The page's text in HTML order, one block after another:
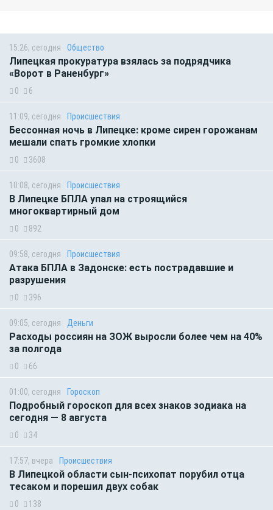
15:26, сегодня Общество
Липецкая прокуратура взялась за подрядчика
«Ворот в Раненбург»
0 6
11:09, сегодня Происшествия
Бессонная ночь в Липецке: кроме сирен горожанам
мешали спать громкие хлопки
0 3608
10:08, сегодня Происшествия
В Липецке БПЛА упал на строящийся
многоквартирный дом
0 892
09:58, сегодня Происшествия
Атака БПЛА в Задонске: есть пострадавшие и
разрушения
0 396
09:05, сегодня Деньги
Расходы россиян на ЗОЖ выросли более чем на 40%
за полгода
0 66
01:00, сегодня Гороскоп
Подробный гороскоп для всех знаков зодиака на
сегодня — 8 августа
0 34
17:57, вчера Происшествия
В Липецкой области сын-психопат порубил отца
тесаком и порешил двух собак
0 138